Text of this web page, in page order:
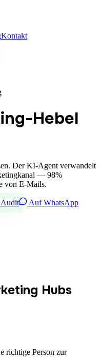
Kontakt
Hebel
Der KI-Agent verwandelt
— 98%
von E-Mails.
Audit
Auf WhatsApp
Hubs
richtige Person zur